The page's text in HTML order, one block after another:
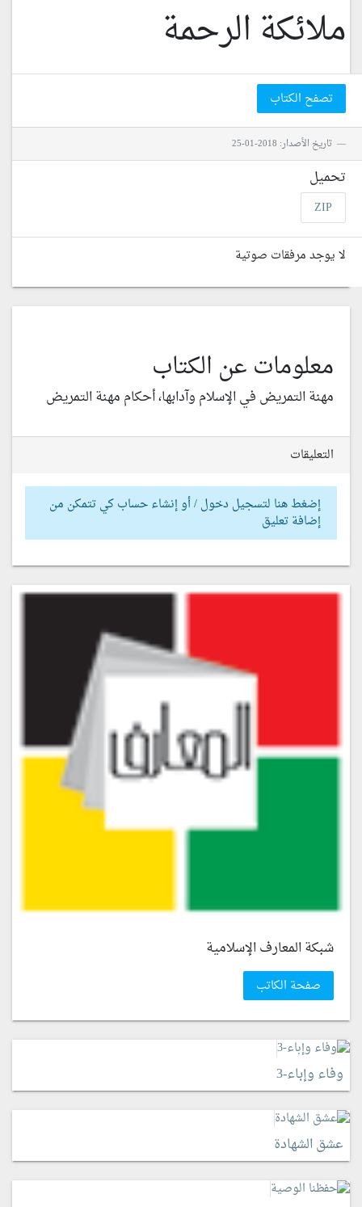
ملائكة الرحمة
تصفح الكتاب
تاريخ الأصدار: 2018-01-25
تحميل
ZIP
لا يوجد مرفقات صوتية
معلومات عن الكتاب
مهنة التمريض في الإسلام وآدابها، أحكام مهنة التمريض
التعليقات
إضغط هنا لتسجيل دخول / أو إنشاء حساب كي تتمكن من
إضافة تعليق
شبكة المعارف الإسلامية
صفحة الكاتب
وفاء وإباء-3
عشق الشهادة